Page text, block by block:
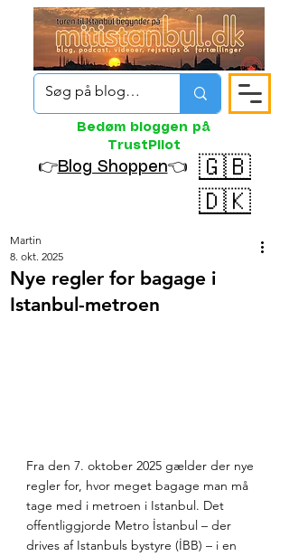
Bedøm bloggen på
TrustPilot
👉Blog Shoppen👈
🇬🇧
🇩🇰
Nye regler for bagage i
Istanbul-metroen
Martin
8. okt. 2025
Fra den 7. oktober 2025 gælder der nye
regler for, hvor meget bagage man må
tage med i metroen i Istanbul. Det
offentliggjorde Metro İstanbul – der
drives af Istanbuls bystyre (İBB) – i en